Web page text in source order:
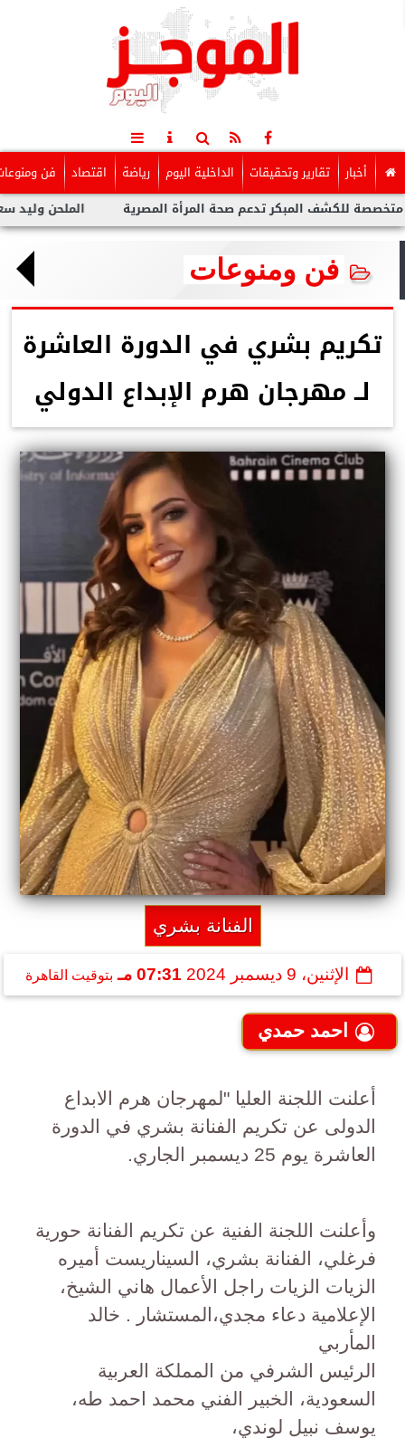
أخبار تقارير وتحقيقات الداخلية اليوم رياضة اقتصاد فن
الملحن وليد سعد : أزمة تدعم صحة المرأة المصرية
فن ومنوعات
تكريم بشري في الدورة العاشرة
لــ مهرجان هرم الإبداع الدولي
الفنانة بشري
الإثنين، 9 ديسمبر 2024 07:31 مـ بتوقيت القاهرة
احمد حمدي
أعلنت اللجنة العليا "لمهرجان هرم الابداع
الدولى عن تكريم الفنانة بشري في الدورة
العاشرة يوم 25 ديسمبر الجاري.
وأعلنت اللجنة الفنية عن تكريم الفنانة حورية
فرغلي، الفنانة بشري، السيناريست أميره
الزيات الزيات راجل الأعمال هاني الشيخ،
الإعلامية دعاء مجدي،المستشار . خالد
المأربي
الرئيس الشرفي من المملكة العربية
السعودية، الخبير الفني محمد احمد طه،
يوسف نبيل لوندي،